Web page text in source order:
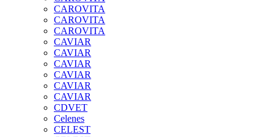
CAROVITA
CAROVITA
CAROVITA
CAVIAR
CAVIAR
CAVIAR
CAVIAR
CAVIAR
CAVIAR
CDVET
Celenes
CELEST